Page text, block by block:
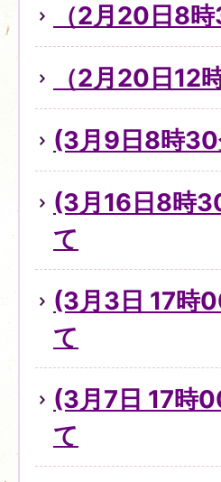
（2月20日8
（2月20日12
(3月9日8時30
(3月16日8時
て
(3月3日 17時
て
(3月7日 17時
て